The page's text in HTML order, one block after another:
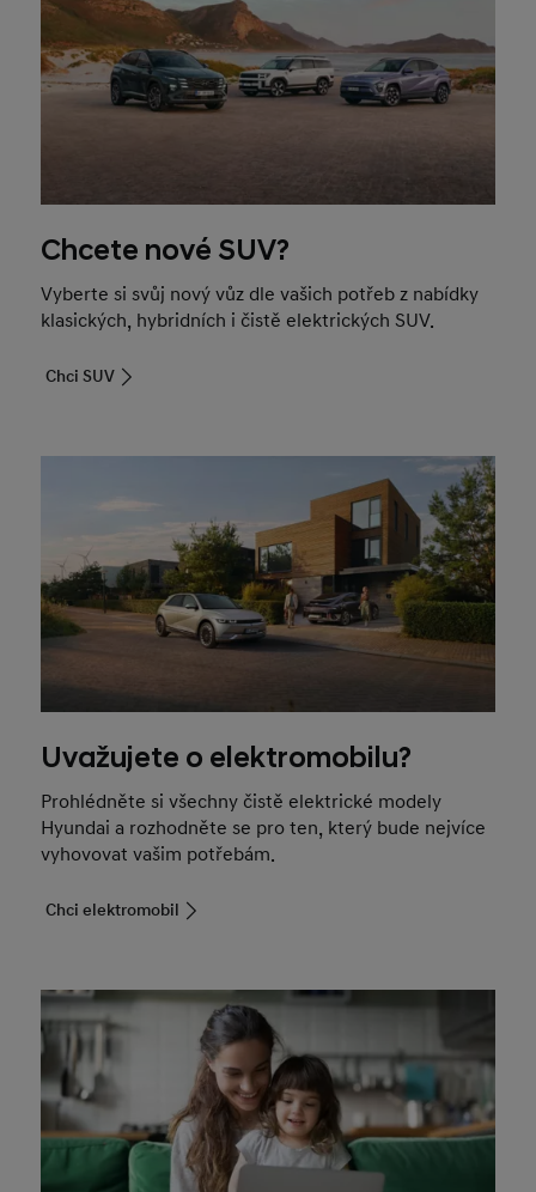
Chcete nové SUV?
Vyberte si svůj nový vůz dle vašich potřeb z nabídky
klasických, hybridních i čistě elektrických SUV.
Chci SUV
Uvažujete o elektromobilu?
Prohlédněte si všechny čistě elektrické modely
Hyundai a rozhodněte se pro ten, který bude nejvíce
vyhovovat vašim potřebám.
Chci elektromobil